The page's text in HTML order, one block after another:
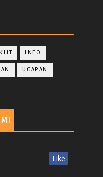
INFO
UCAPAN
Like